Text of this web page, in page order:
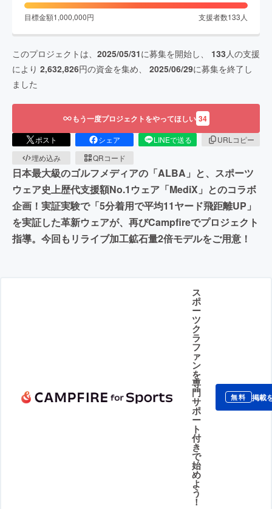
目標金額1,000,000円 支援者数133 人
このプロジェクトは、 2025/05/31に募集を開始し、 133 人の支援
により 2,632,826円の資金を集め、 2025/06/29に募集を終了し
ました
もう一度プロジェクトをやってほしい 34
ポスト シェア LINEで送る
URLコピー
埋め込み
QRコード
日本最大級のゴルフメディアの「ALBA」と、スポーツ
ウェア史上歴代支援額No.1ウェア「MediX」とのコラボ
企画！実証実験で「5分着用で平均11ヤード飛距離UP」
を実証した革新ウェアが、再びCampfireでプロジェクト
指導。今回もリライブ加工鉱石量2倍モデルをご用意！
ス
ポ
ー
ツ
ク
ラ
フ
ァ
ン
を
専
門
サ
ポ
ー
ト
付
き
で
始
め
よ
う
！
無料 掲載